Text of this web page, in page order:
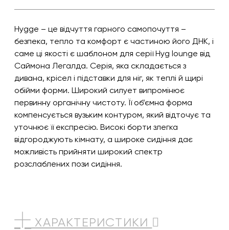
Hygge – це відчуття гарного самопочуття –
безпека, тепло та комфорт є частиною його ДНК, і
саме ці якості є шаблоном для серії Hyg lounge від
Саймона Легалда. Серія, яка складається з
дивана, крісел і підставки для ніг, як теплі й щирі
обійми форми. Широкий силует випромінює
первинну органічну чистоту. Її об’ємна форма
компенсується вузьким контуром, який відточує та
уточнює її експресію. Високі борти злегка
відгороджують кімнату, а широке сидіння дає
можливість прийняти широкий спектр
розслаблених пози сидіння.
ХАРАКТЕРИСТИКИ